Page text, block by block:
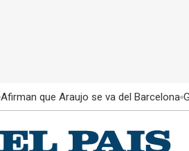
Afirman que Araujo se va del Barcelona